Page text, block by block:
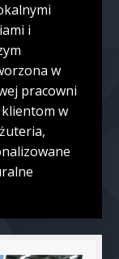
i
w
pracowni
w